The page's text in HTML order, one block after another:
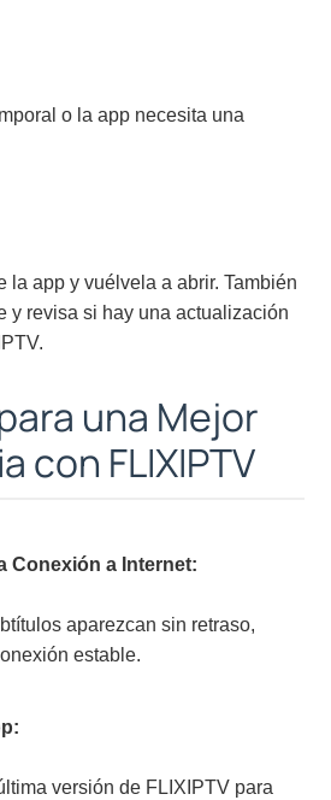
o la app necesita una
la app y vuélvela a abrir. También
y revisa si hay una actualización
una Mejor
con FLIXIPTV
Conexión a Internet:
aparezcan sin retraso,
estable.
versión de FLIXIPTV para